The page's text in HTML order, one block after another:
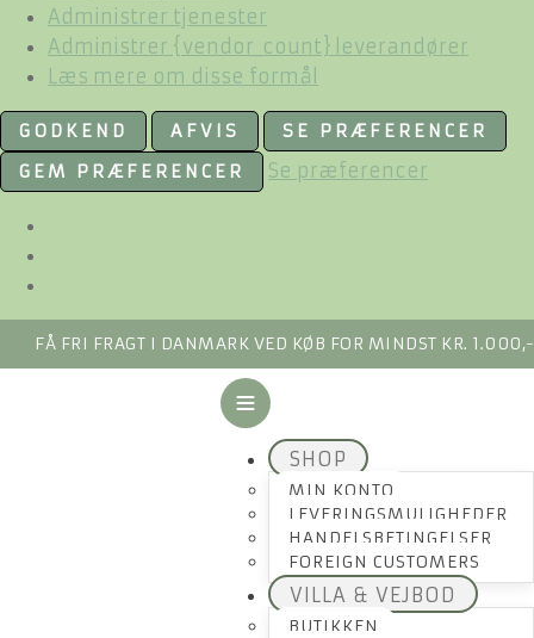
Administrer tjenester
Administrer {vendor_count} leverandører
Læs mere om disse formål
GODKEND AFVIS
SE PRÆFERENCER
GEM PRÆFERENCER
Se præferencer
FÅ FRI FRAGT I DANMARK VED KØB FOR MINDST KR. 1.000,-
SHOP
MIN KONTO
LEVERINGSMULIGHEDER
HANDELSBETINGELSER
FOREIGN CUSTOMERS
VILLA & VEJBOD
BUTIKKEN